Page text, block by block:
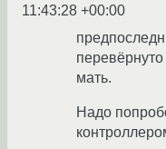
11:43:28 +00:00
мать.
Надо